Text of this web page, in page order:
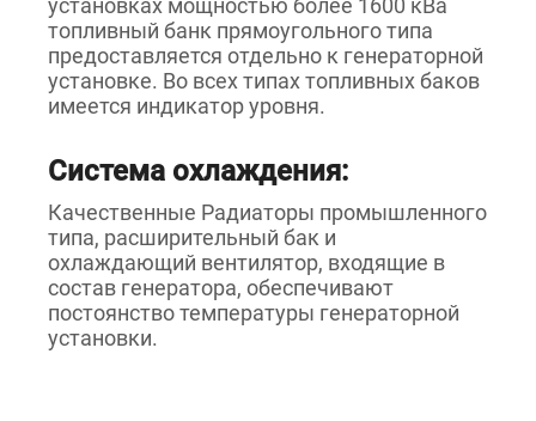
установках мощностью более 1600 кВа
топливный банк прямоугольного типа
предоставляется отдельно к генераторной
установке. Во всех типах топливных баков
имеется индикатор уровня.
Система охлаждения:
Качественные Радиаторы промышленного
типа, расширительный бак и
охлаждающий вентилятор, входящие в
состав генератора, обеспечивают
постоянство температуры генераторной
установки.